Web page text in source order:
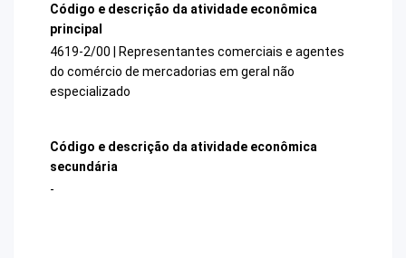
Código e descrição da atividade econômica
principal
4619-2/00 | Representantes comerciais e agentes
do comércio de mercadorias em geral não
especializado
Código e descrição da atividade econômica
secundária
-